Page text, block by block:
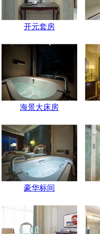
开元套房
海景大床房
豪华标间